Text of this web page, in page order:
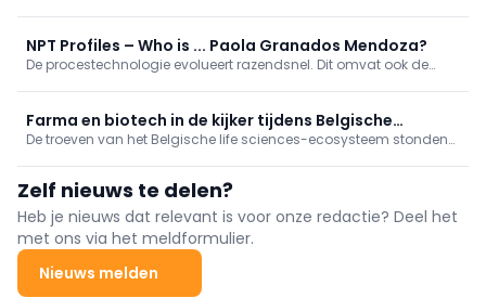
een aantal van onze collega-procestechnologen uit.
NPT Profiles – Who is ... Paola Granados Mendoza?
De procestechnologie evolueert razendsnel. Dit omvat ook de
een aantal van onze collega-procestechnologen uit.
Farma en biotech in de kijker tijdens Belgische
economische missie naar Turkije
De troeven van het Belgische life sciences-ecosysteem stonden
nam in Istanboel deel aan een high-level seminarie.
Zelf nieuws te delen?
Heb je nieuws dat relevant is voor onze redactie? Deel het
met ons via het meldformulier.
Nieuws melden